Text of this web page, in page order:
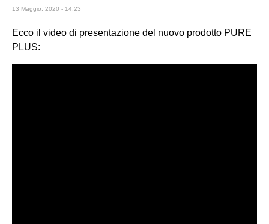
13 Maggio, 2020 - 14:23
Ecco il video di presentazione del nuovo prodotto PURE
PLUS: